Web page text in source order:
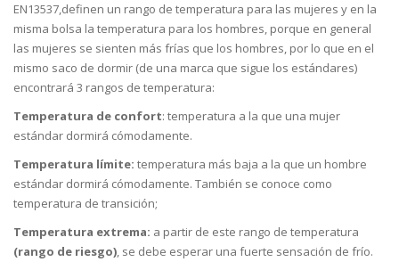
EN13537,definen un rango de temperatura para las mujeres y en la
misma bolsa la temperatura para los hombres, porque en general
las mujeres se sienten más frías que los hombres, por lo que en el
mismo saco de dormir (de una marca que sigue los estándares)
encontrará 3 rangos de temperatura:
Temperatura de confort: temperatura a la que una mujer
estándar dormirá cómodamente.
Temperatura límite: temperatura más baja a la que un hombre
estándar dormirá cómodamente. También se conoce como
temperatura de transición;
Temperatura extrema: a partir de este rango de temperatura
(rango de riesgo), se debe esperar una fuerte sensación de frío.